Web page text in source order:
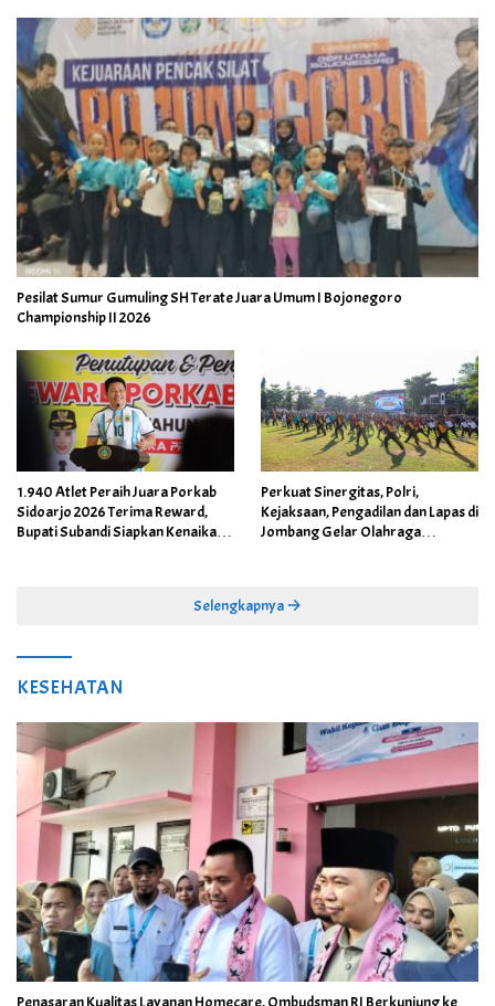
Pesilat Sumur Gumuling SH Terate Juara Umum I Bojonegoro
Championship II 2026
1.940 Atlet Peraih Juara Porkab
Sidoarjo 2026 Terima Reward,
Bupati Subandi Siapkan Kenaikan
Perkuat Sinergitas, Polri,
Kejaksaan, Pengadilan dan Lapas di
Jombang Gelar Olahraga
Selengkapnya
KESEHATAN